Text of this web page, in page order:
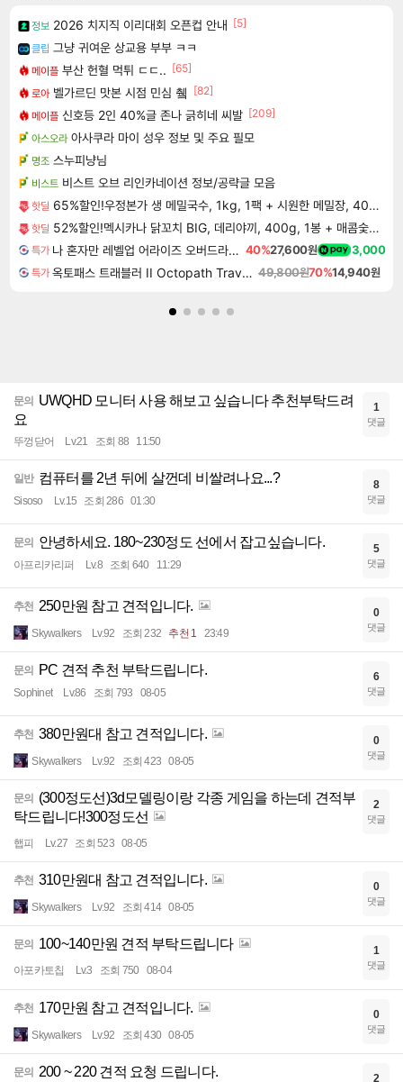
정보 2026 치지직 이리대회 오픈컵 안내 [5]
클립 그냥 귀여운 상교용 부부 ㅋㅋ
메이플 부산 헌혈 먹튀 ㄷㄷ.. [65]
로아 벨가르딘 맛본 시점 민심 췤
[82]
메이플 신호등 2인 40%글 존나 긁히네 씨발 [209]
아스오라 아사쿠라 마이 성우 정보 및 주요 필모
명조 스누피냥님
비스트 비스트 오브 리인카네이션 정보/공략글 모음
핫딜 65%할인!우정본가 생 메밀국수, 1kg, 1팩 + 시원한 메밀장, 40g, 6개
핫딜 52%할인!멕시카나 닭꼬치 BIG, 데리야끼, 400g, 1봉 + 매콤숯불, 450g, 1봉
특가 나 혼자만 레벨업 어라이즈 오버드라이브 Solo Leveling Arise 40%27,600원 3,000
특가 옥토패스 트래블러 II Octopath Traveler II 49,800원70%14,940원
문의
UWQHD 모니터 사용 해보고 싶습니다 추천부탁드려
요
뚜껑닫어 Lv.21 조회 88 11:50
1
댓글
일반 컴퓨터를 2년 뒤에 살껀데 비쌀려나요...?
Sisoso Lv.15 조회 286 01:30
8
댓글
문의 안녕하세요. 180~230정도 선에서 잡고싶습니다.
아프리카리퍼 Lv.8 조회 640 11:29
5
댓글
추천 250만원 참고 견적입니다.
Skywalkers Lv.92 조회 232 추천 1 23:49
0
댓글
문의 PC 견적 추천 부탁드립니다.
Sophinet Lv.86 조회 793 08-05
6
댓글
추천 380만원대 참고 견적입니다.
Skywalkers Lv.92 조회 423 08-05
0
댓글
문의
(300정도선)3d모델링이랑 각종 게임을 하는데 견적부
탁드립니다!300정도선
햅피 Lv.27 조회 523 08-05
2
댓글
추천 310만원대 참고 견적입니다.
Skywalkers Lv.92 조회 414 08-05
0
댓글
문의 100~140만원 견적 부탁드립니다
아포카토칩 Lv.3 조회 750 08-04
1
댓글
추천 170만원 참고 견적입니다.
Skywalkers Lv.92 조회 430 08-05
0
댓글
문의 200 ~ 220 견적 요청 드립니다. 2